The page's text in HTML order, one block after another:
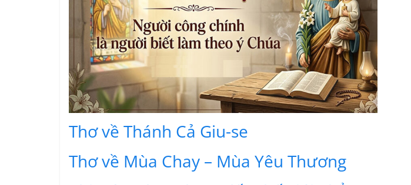
Thơ về Thánh Cả Giu-se
Thơ về Mùa Chay – Mùa Yêu Thương